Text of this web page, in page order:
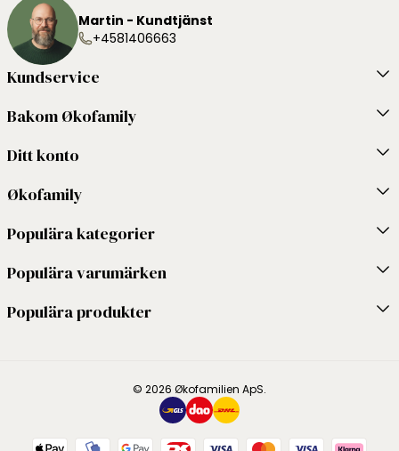
Martin - Kundtjänst
+4581406663
Kundservice
Bakom Økofamily
Ditt konto
Økofamily
Populära kategorier
Populära varumärken
Populära produkter
© 2026 Økofamilien ApS.